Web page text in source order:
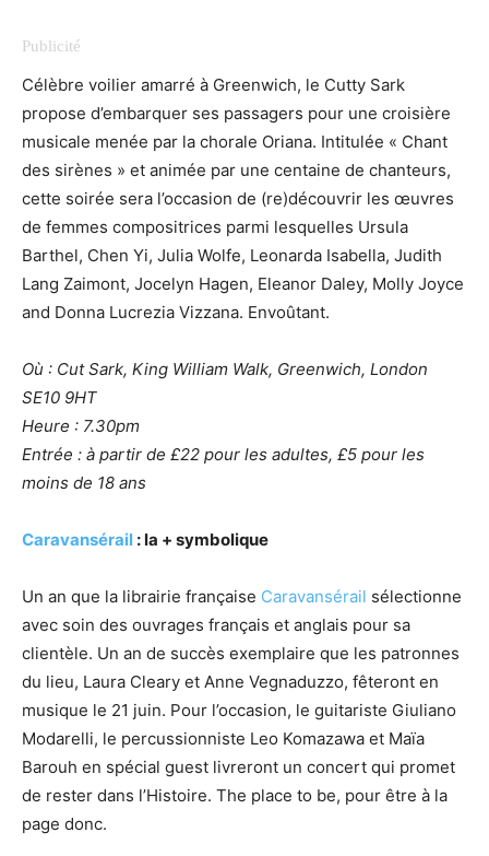
Célèbre voilier amarré à Greenwich, le Cutty Sark
propose d’embarquer ses passagers pour une croisière
musicale menée par la chorale Oriana. Intitulée « Chant
des sirènes » et animée par une centaine de chanteurs,
cette soirée sera l’occasion de (re)découvrir les œuvres
de femmes compositrices parmi lesquelles Ursula
Barthel, Chen Yi, Julia Wolfe, Leonarda Isabella, Judith
Lang Zaimont, Jocelyn Hagen, Eleanor Daley, Molly Joyce
and Donna Lucrezia Vizzana. Envoûtant.
Où : Cut Sark, King William Walk, Greenwich, London
SE10 9HT
Heure : 7.30pm
Entrée : à partir de £22 pour les adultes, £5 pour les
moins de 18 ans
Caravansérail : la + symbolique
Un an que la librairie française Caravansérail sélectionne
avec soin des ouvrages français et anglais pour sa
clientèle. Un an de succès exemplaire que les patronnes
du lieu, Laura Cleary et Anne Vegnaduzzo, fêteront en
musique le 21 juin. Pour l’occasion, le guitariste Giuliano
Modarelli, le percussionniste Leo Komazawa et Maïa
Barouh en spécial guest livreront un concert qui promet
de rester dans l’Histoire. The place to be, pour être à la
page donc.